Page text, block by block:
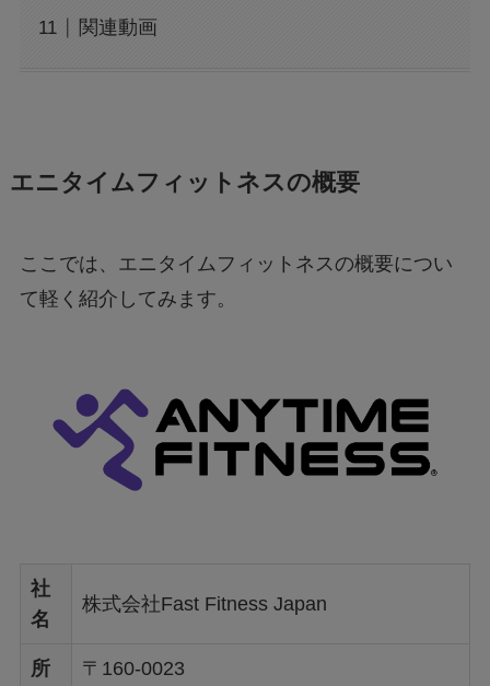
関連動画
エニタイムフィットネスの概要
ここでは、エニタイムフィットネスの概要につい
て軽く紹介してみます。
社
名
株式会社Fast Fitness Japan
所
〒160-0023